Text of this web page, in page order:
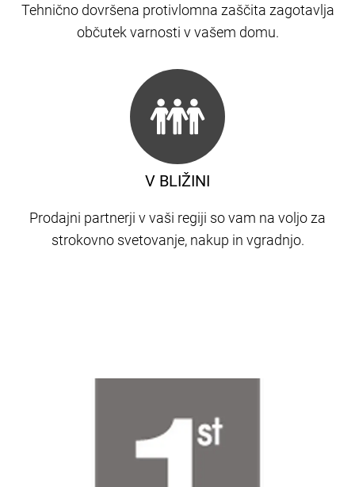
V BLIŽINI
Prodajni partnerji v vaši regiji so vam na voljo za
strokovno svetovanje, nakup in vgradnjo.
Tehnično dovršena protivlomna zaščita zagotavlja
občutek varnosti v vašem domu.